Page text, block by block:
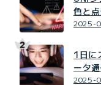
色と
2025-
1日に
ータ
2025-